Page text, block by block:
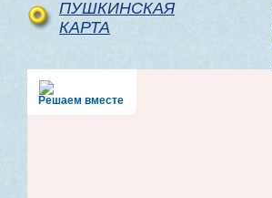
ПУШКИНСКАЯ
КАРТА
Решаем вместе